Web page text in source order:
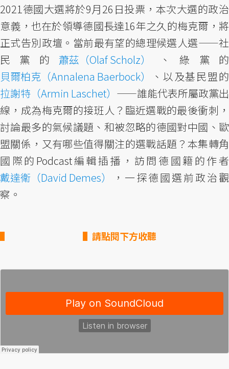
2021德國大選將於9月26日投票，本次大選的政治
意義，也在於領導德國長達16年之久的梅克爾，將
正式告別政壇。當前最有望的總理候選人選——社
民黨的 蕭茲（Olaf Scholz）
、綠黨的
貝爾柏克（Annalena Baerbock）
、以及基民盟的
拉謝特（Armin Laschet） ——誰能代表所屬政黨出
線，成為梅克爾的接班人？臨近選戰的最後衝刺，
討論最多的氣候議題、和被忽略的德國對中國、歐
盟關係，又有哪些值得關注的選戰話題？本集轉角
國際的Podcast編輯插播，訪問德國籍的作者
戴達衛（David Demes）
，一探德國選前政治觀
察。
▌請點閱下方收聽